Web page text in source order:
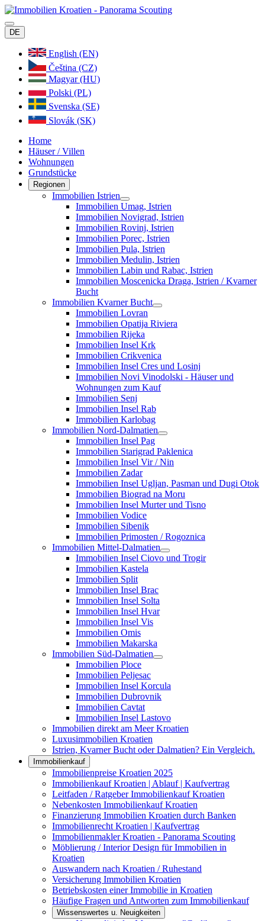
DE
English (EN)
Čeština (CZ)
Magyar (HU)
Polski (PL)
Svenska (SE)
Slovák (SK)
Home
Häuser / Villen
Wohnungen
Grundstücke
Regionen
Immobilien Istrien
Immobilien Umag, Istrien
Immobilien Novigrad, Istrien
Immobilien Rovinj, Istrien
Immobilien Porec, Istrien
Immobilien Pula, Istrien
Immobilien Medulin, Istrien
Immobilien Labin und Rabac, Istrien
Immobilien Moscenicka Draga, Istrien / Kvarner
Bucht
Immobilien Kvarner Bucht
Immobilien Lovran
Immobilien Opatija Riviera
Immobilien Rijeka
Immobilien Insel Krk
Immobilien Crikvenica
Immobilien Insel Cres und Losinj
Immobilien Novi Vinodolski - Häuser und
Wohnungen zum Kauf
Immobilien Senj
Immobilien Insel Rab
Immobilien Karlobag
Immobilien Nord-Dalmatien
Immobilien Insel Pag
Immobilien Starigrad Paklenica
Immobilien Insel Vir / Nin
Immobilien Zadar
Immobilien Insel Ugljan, Pasman und Dugi Otok
Immobilien Biograd na Moru
Immobilien Insel Murter und Tisno
Immobilien Vodice
Immobilien Sibenik
Immobilien Primosten / Rogoznica
Immobilien Mittel-Dalmatien
Immobilien Insel Ciovo und Trogir
Immobilien Kastela
Immobilien Split
Immobilien Insel Brac
Immobilien Insel Solta
Immobilien Insel Hvar
Immobilien Insel Vis
Immobilien Omis
Immobilien Makarska
Immobilien Süd-Dalmatien
Immobilien Ploce
Immobilien Peljesac
Immobilien Insel Korcula
Immobilien Dubrovnik
Immobilien Cavtat
Immobilien Insel Lastovo
Immobilien direkt am Meer Kroatien
Luxusimmobilien Kroatien
Istrien, Kvarner Bucht oder Dalmatien? Ein Vergleich.
Immobilienkauf
Immobilienpreise Kroatien 2025
Immobilienkauf Kroatien | Ablauf | Kaufvertrag
Leitfaden / Ratgeber Immobilienkauf Kroatien
Nebenkosten Immobilienkauf Kroatien
Finanzierung Immobilien Kroatien durch Banken
Immobilienrecht Kroatien | Kaufvertrag
Immobilienmakler Kroatien - Panorama Scouting
Möblierung / Interior Design für Immobilien in
Kroatien
Auswandern nach Kroatien / Ruhestand
Versicherung Immobilien Kroatien
Betriebskosten einer Immobilie in Kroatien
Häufige Fragen und Antworten zum Immobilienkauf
Wissenswertes u. Neuigkeiten